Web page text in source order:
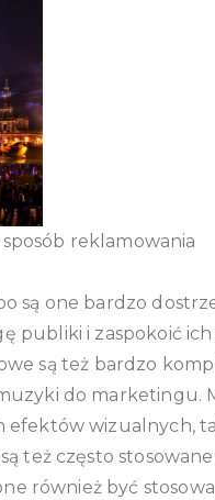
reklamowania
są one bardzo
publiki i zaspokoić
są też bardzo
do marketingu.
wizualnych,
też często
również być